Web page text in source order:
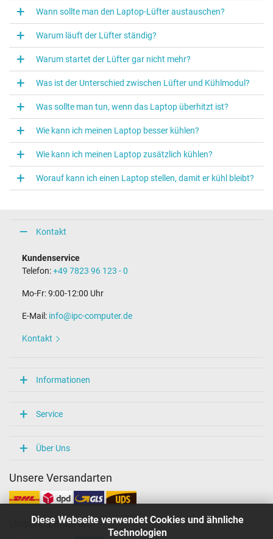
Diese Webseite verwendet Cookies und ähnliche
Technologien
Wann sollte man den Laptop‑Lüfter austauschen?
Warum läuft der Lüfter ständig?
Warum startet der Lüfter gar nicht mehr?
Was ist der Unterschied zwischen Lüfter und Kühlmodul?
Was sollte man tun, wenn das Laptop überhitzt ist?
Wie kann ich meinen Laptop besser kühlen?
Wie kann ich meinen Laptop zusätzlich kühlen?
Worauf kann ich einen Laptop stellen, damit er kühl bleibt?
Kontakt
Kundenservice
Telefon:+49 7823 96 123 - 0
Mo-Fr: 9:00-12:00 Uhr
E-Mail: info@ipc-computer.de
Kontakt
Informationen
Service
Über Uns
Unsere Versandarten
Unsere Zahlarten